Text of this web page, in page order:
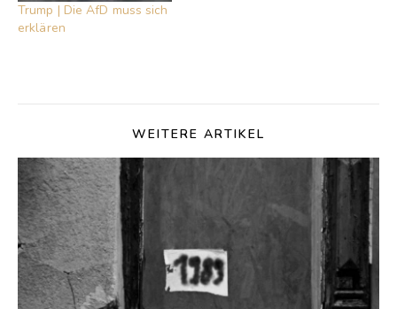
Trump | Die AfD muss sich
erklären
WEITERE ARTIKEL